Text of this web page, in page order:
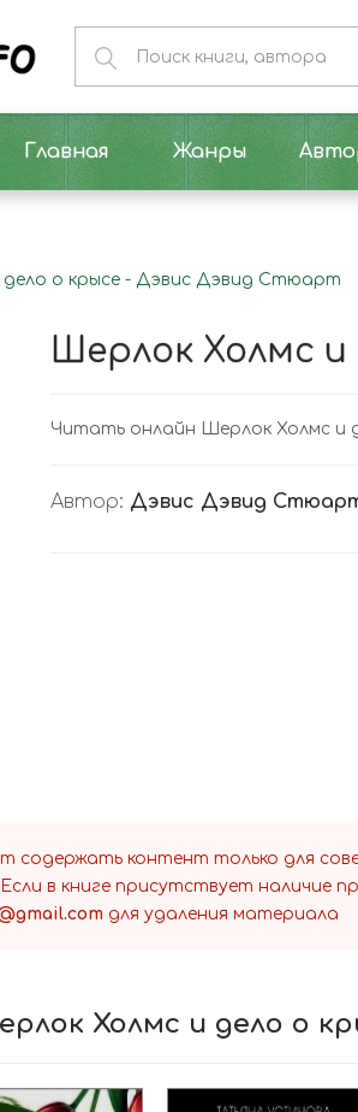
Главная Жанры
дело о крысе - Дэвис Дэвид Стюарт
Шерлок Холмс
Читать онлайн Шерлок Холмс и
Автор: Дэвис Дэвид
содержать контент только для
Если в книге присутствует наличие
для удаления материала
Холмс и дело о